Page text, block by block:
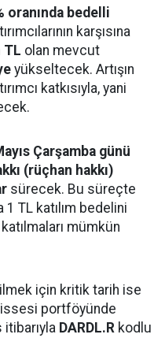
oranında bedelli
karşısına
TL olan mevcut
yükseltecek. Artışın
katkısıyla, yani
Çarşamba günü
(rüçhan hakkı)
sürecek. Bu süreçte
1 TL katılım bedelini
mümkün
için kritik tarih ise
portföyünde
itibarıyla DARDL.R kodlu